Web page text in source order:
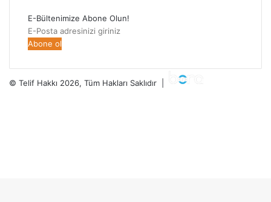
E-Bültenimize Abone Olun!
E-
Posta
giriniz
© Telif Hakkı 2026, Tüm Hakları Saklıdır |